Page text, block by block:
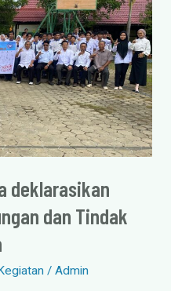
deklarasikan
dan Tindak
/ Admin